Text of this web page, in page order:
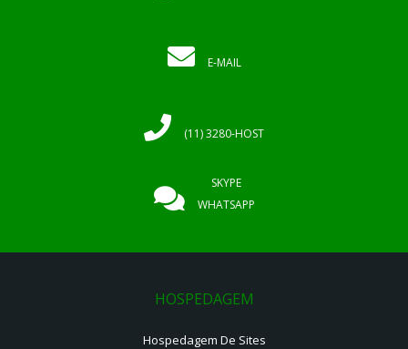
E-MAIL
(11) 3280-HOST
SKYPE
WHATSAPP
HOSPEDAGEM
Hospedagem De Sites